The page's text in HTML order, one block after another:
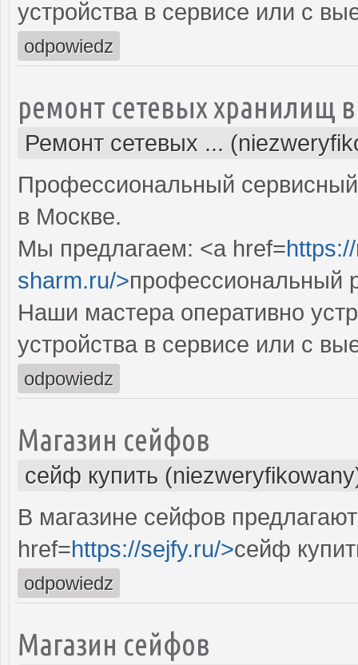
устройства в сервисе или с
odpowiedz
ремонт сетевых хранилищ
Ремонт сетевых ...
Профессиональный
в Москве.
Мы предлагаем: <a href=
sharm.ru/>профессиональный
Наши мастера оперативно
устройства в сервисе или с
odpowiedz
Магазин сейфов
сейф купить
В магазине сейфов
href=https://sejfy.ru/>сейф
odpowiedz
Магазин сейфов